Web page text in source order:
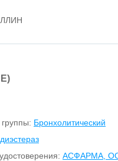
Бронхолитический
АСФАРМА,